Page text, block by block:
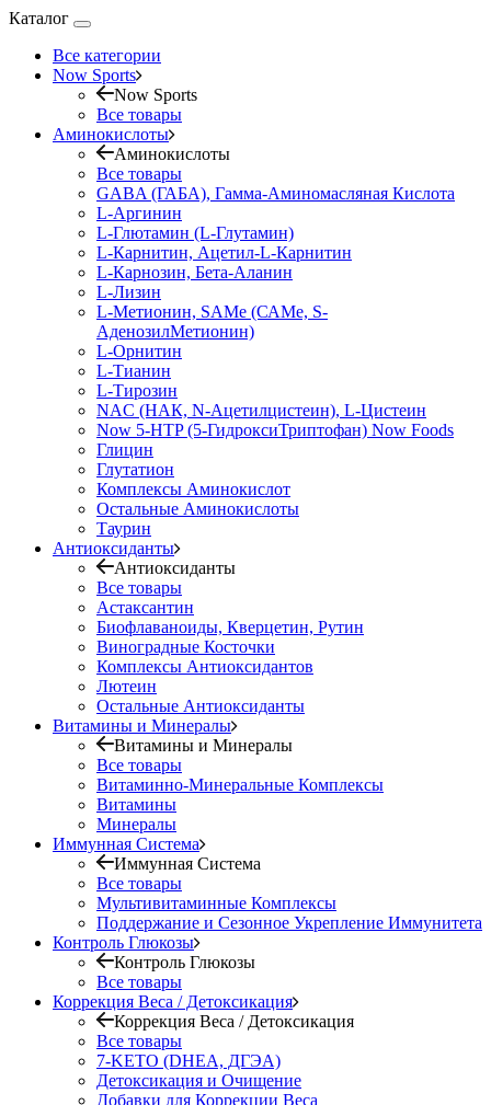
Каталог
Все категории
Now Sports
Now Sports
Все товары
Аминокислоты
Аминокислоты
Все товары
GABA (ГАБА), Гамма-Аминомасляная Кислота
L-Аргинин
L-Глютамин (L-Глутамин)
L-Карнитин, Ацетил-L-Карнитин
L-Карнозин, Бета-Аланин
L-Лизин
L-Метионин, SAMe (САМе, S-
АденозилМетионин)
L-Орнитин
L-Тианин
L-Тирозин
NAC (НАК, N-Ацетилцистеин), L-Цистеин
Now 5-HTP (5-ГидроксиТриптофан) Now Foods
Глицин
Глутатион
Комплексы Аминокислот
Остальные Аминокислоты
Таурин
Антиоксиданты
Антиоксиданты
Все товары
Астаксантин
Биофлаваноиды, Кверцетин, Рутин
Виноградные Косточки
Комплексы Антиоксидантов
Лютеин
Остальные Антиоксиданты
Витамины и Минералы
Витамины и Минералы
Все товары
Витаминно-Минеральные Комплексы
Витамины
Минералы
Иммунная Система
Иммунная Система
Все товары
Мультивитаминные Комплексы
Поддержание и Сезонное Укрепление Иммунитета
Контроль Глюкозы
Контроль Глюкозы
Все товары
Коррекция Веса / Детоксикация
Коррекция Веса / Детоксикация
Все товары
7-KETO (DHEA, ДГЭА)
Детоксикация и Очищение
Добавки для Коррекции Веса